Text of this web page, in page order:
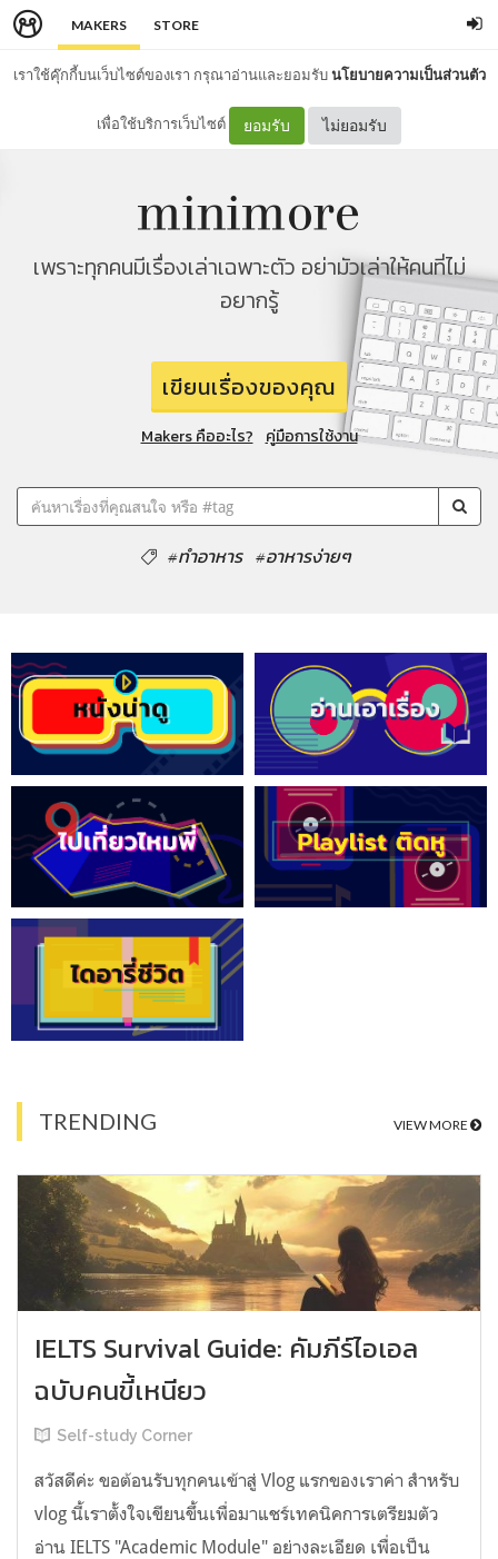
MAKERS STORE
เราใช้คุ๊กกี้บนเว็บไซต์ของเรา กรุณาอ่านและยอมรับนโยบายความเป็นส่วนตัว
เพื่อใช้บริการเว็บไซต์ ยอมรับ ไม่ยอมรับ
เพราะทุกคนมีเรื่องเล่าเฉพาะตัว อย่ามัวเล่าให้คนที่ไม่
อยากรู้
เขียนเรื่องของคุณ
Makers คืออะไร? คู่มือการใช้งาน
#ทำอาหาร #อาหารง่ายๆ
TRENDING VIEW MORE
IELTS Survival Guide: คัมภีร์ไอเอล
ฉบับคนขี้เหนียว
Self-study Corner
สวัสดีค่ะ ขอต้อนรับทุกคนเข้าสู่ Vlog แรกของเราค่า สำหรับ
vlog นี้เราตั้งใจเขียนขึ้นเพื่อมาแชร์เทคนิคการเตรียมตัว
อ่าน IELTS "Academic Module" อย่างละเอียด เพื่อเป็น